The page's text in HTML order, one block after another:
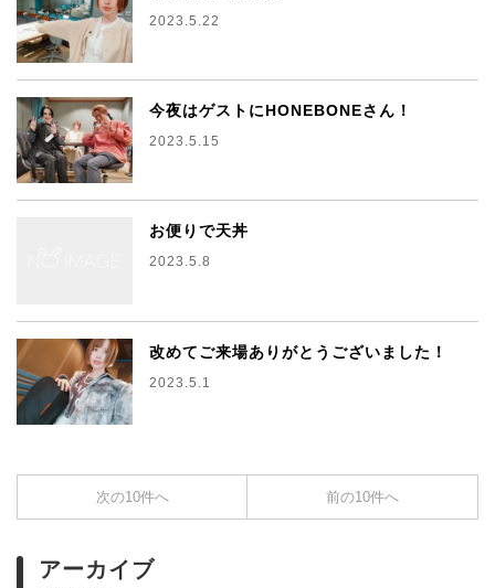
2023.5.22
今夜はゲストにHONEBONEさん！
2023.5.15
お便りで天丼
2023.5.8
改めてご来場ありがとうございました！
2023.5.1
次の10件へ 前の10件へ
アーカイブ